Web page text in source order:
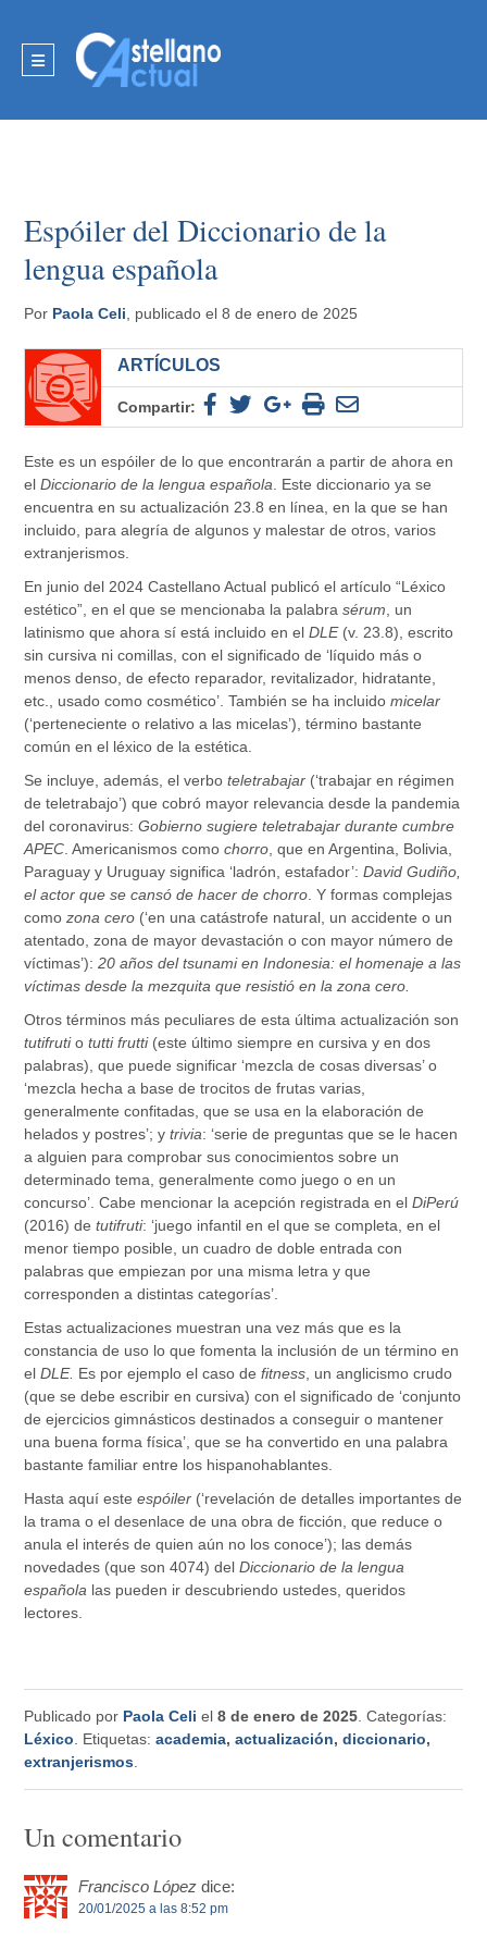
Espóiler del Diccionario de la
lengua española
Por Paola Celi , publicado el 8 de enero de 2025
ARTÍCULOS
Compartir:
Este es un espóiler de lo que encontrarán a partir de ahora en
elDiccionario de la lengua española . Este diccionario ya se
encuentra en su actualización 23.8 en línea, en la que se han
incluido, para alegría de algunos y malestar de otros, varios
extranjerismos.
En junio del 2024 Castellano Actual publicó el artículo “Léxico
estético”, en el que se mencionaba la palabrasérum , un
latinismo que ahora sí está incluido en el DLE(v. 23.8), escrito
sin cursiva ni comillas, con el significado de ‘líquido más o
menos denso, de efecto reparador, revitalizador, hidratante,
etc., usado como cosmético’. También se ha incluidomicelar
(‘perteneciente o relativo a las micelas’), término bastante
común en el léxico de la estética.
Se incluye, además, el verboteletrabajar (‘trabajar en régimen
de teletrabajo’) que cobró mayor relevancia desde la pandemia
del coronavirus:Gobierno sugiere teletrabajar durante cumbre
APEC . Americanismos comochorro , que en Argentina, Bolivia,
Paraguay y Uruguay significa ‘ladrón, estafador’:David Gudiño,
el actor que se cansó de hacer de chorro . Y formas complejas
comozona cero (‘en una catástrofe natural, un accidente o un
atentado, zona de mayor devastación o con mayor número de
víctimas’):20 años del tsunami en Indonesia: el homenaje a las
víctimas desde la mezquita que resistió en la zona cero.
Otros términos más peculiares de esta última actualización son
tutifrutiotutti frutti(este último siempre en cursiva y en dos
palabras), que puede significar ‘mezcla de cosas diversas’ o
‘mezcla hecha a base de trocitos de frutas varias,
generalmente confitadas, que se usa en la elaboración de
helados y postres’; ytrivia: ‘serie de preguntas que se le hacen
a alguien para comprobar sus conocimientos sobre un
determinado tema, generalmente como juego o en un
concurso’. Cabe mencionar la acepción registrada en elDiPerú
(2016) detutifruti: ‘juego infantil en el que se completa, en el
menor tiempo posible, un cuadro de doble entrada con
palabras que empiezan por una misma letra y que
corresponden a distintas categorías’.
Estas actualizaciones muestran una vez más que es la
constancia de uso lo que fomenta la inclusión de un término en
elDLE. Es por ejemplo el caso de fitness , un anglicismo crudo
(que se debe escribir en cursiva) con el significado de ‘conjunto
de ejercicios gimnásticos destinados a conseguir o mantener
una buena forma física’, que se ha convertido en una palabra
bastante familiar entre los hispanohablantes.
Hasta aquí esteespóiler (‘revelación de detalles importantes de
la trama o el desenlace de una obra de ficción, que reduce o
anula el interés de quien aún no los conoce’); las demás
novedades (que son 4074) delDiccionario de la lengua
española las pueden ir descubriendo ustedes, queridos
lectores.
Publicado por Paola Celi el8 de enero de 2025 . Categorías:
Léxico . Etiquetas:academia,actualización,diccionario,
extranjerismos
Un comentario
Francisco López dice:
20/01/2025 a las 8:52 pm